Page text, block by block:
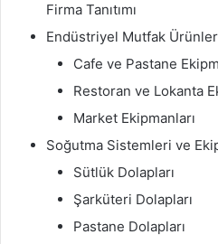
Firma Tanıtımı
Endüstriyel Mutfak
Cafe ve Pastane
Restoran ve Lokanta
Market Ekipmanları
Soğutma Sistemleri ve
Sütlük Dolapları
Şarküteri Dolapları
Pastane Dolapları